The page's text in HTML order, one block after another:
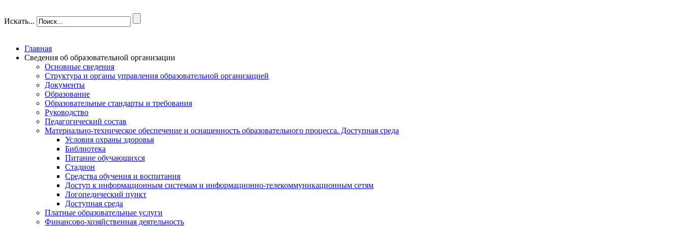
Искать...
Главная
Сведения об образовательной организации
Основные сведения
Структура и органы управления образовательной организацией
Документы
Образование
Образовательные стандарты и требования
Руководство
Педагогический состав
Материально-техническое обеспечение и оснащенность образовательного процесса. Доступная среда
Условия охраны здоровья
Библиотека
Питание обучающихся
Стадион
Средства обучения и воспитания
Доступ к информационным системам и информационно-телекоммуникационным сетям
Логопедический пункт
Доступная среда
Платные образовательные услуги
Финансово-хозяйственная деятельность